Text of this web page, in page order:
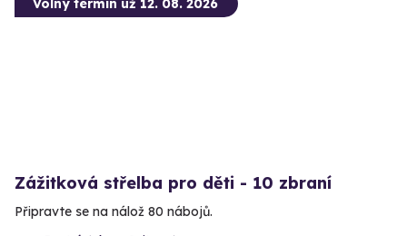
Volný termín už 12. 08. 2026
Zážitková střelba pro děti - 10 zbraní
Připravte se na nálož 80 nábojů.